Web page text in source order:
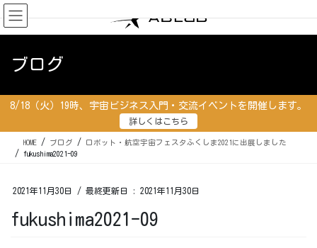
コ
ン
テ
移
ナ
ビ
ゲ
ン
ブログ
8/18（火）19時、宇宙ビジネス入門・交流イベントを開催します。
詳しくはこちら
HOME ブログ
ロボット・航空宇宙フェスタふくしま2021に出展しました
fukushima2021-09
2021年11月30日 / 最終更新日 : 2021年11月30日
fukushima2021-09